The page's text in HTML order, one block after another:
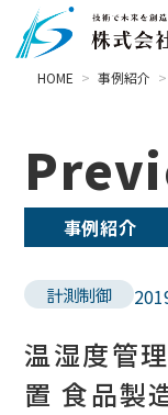
HOME > 事例紹介 >
事例紹介
計測制御
温湿度管
置 食品製